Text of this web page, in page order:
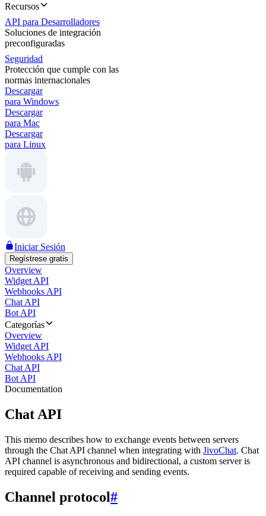
Recursos
API para Desarrolladores
Soluciones de integración
preconfiguradas
Seguridad
Protección que cumple con las
normas internacionales
Descargar
para Windows
Descargar
para Mac
Descargar
para Linux
Iniciar Sesión
Regístrese gratis
Overview
Widget API
Webhooks API
Chat API
Bot API
Categorías
Overview
Widget API
Webhooks API
Chat API
Bot API
Documentation
Chat API
This memo describes how to exchange events between servers
through the Chat API channel when integrating with JivoChat. Chat
API channel is asynchronous and bidirectional, a custom server is
required capable of receiving and sending events.
Channel protocol#